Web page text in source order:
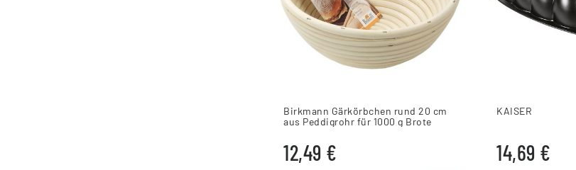
Birkmann Gärkörbchen rund 20 cm
aus Peddigrohr für 1000 g Brote
12,49 €
KAISER
14,69 €